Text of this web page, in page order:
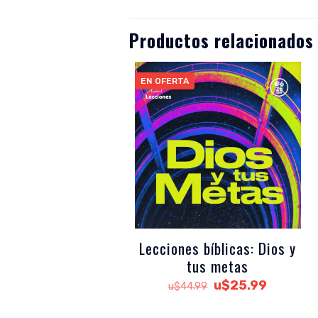
Productos relacionados
EN OFERTA
Lecciones bíblicas: Dios y
tus metas
u$44.99 El
u$25.99El